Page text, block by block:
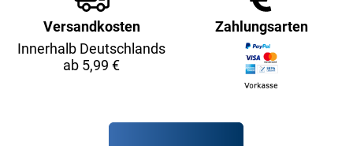
Versandkosten
Innerhalb Deutschlands
ab 5,99 €
Zahlungsarten